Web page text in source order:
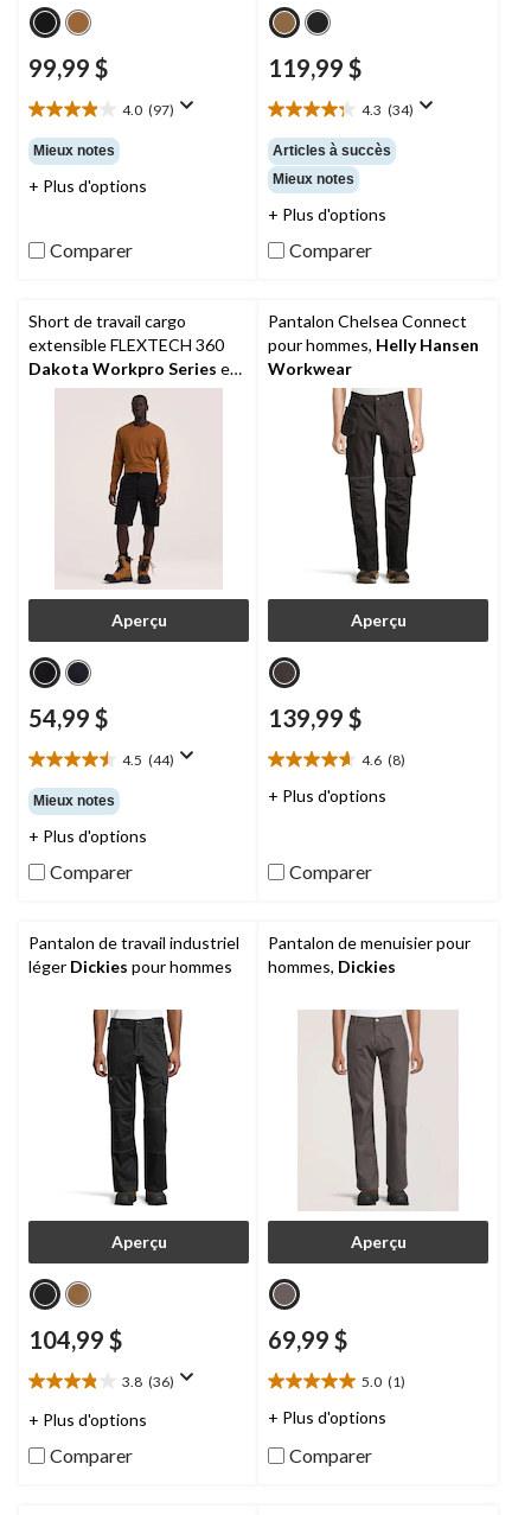
99,99 $
4.0 (97)
4.0
étoile(s)
sur
5.
Mieux notes
+ Plus d'options
Comparer
119,99 $
4.3 (34)
4.3
étoile(s)
sur
5.
34
Articles à succès
Mieux notes
+ Plus d'options
Comparer
Short de travail cargo
extensible FLEXTECH 360
Dakota Workpro Series en
sergé, pour hommes
Aperçu
54,99 $
4.5 (44)
4.5
étoile(s)
sur
5.
44
évaluations
Mieux notes
+ Plus d'options
Comparer
Pantalon Chelsea Connect
pour hommes, Helly Hansen
Workwear
Aperçu
139,99 $
4.6 (8)
4.6
étoile(s)
8
évaluations
+ Plus d'options
Comparer
Pantalon de travail industriel
léger Dickies pour hommes
Aperçu
104,99 $
3.8 (36)
3.8
étoile(s)
5.
+ Plus d'options
Comparer
Pantalon de menuisier pour
hommes, Dickies
Aperçu
69,99 $
5.0 (1)
5.0
étoile(s)
5.
+ Plus d'options
Comparer